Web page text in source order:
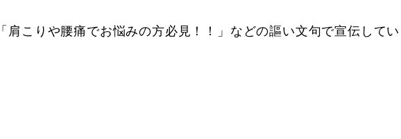
こりや腰痛でお悩みの方必見！！」などの謳い文句で宣伝してい